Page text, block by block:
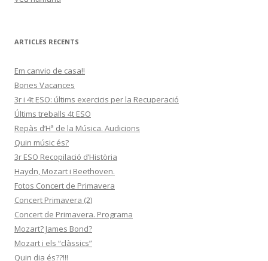
ARTICLES RECENTS
Em canvio de casa!!
Bones Vacances
3r i 4t ESO: últims exercicis per la Recuperació
Últims treballs 4t ESO
Repàs d’Hª de la Música. Audicions
Quin músic és?
3r ESO Recopilació d’Història
Haydn, Mozart i Beethoven.
Fotos Concert de Primavera
Concert Primavera (2)
Concert de Primavera. Programa
Mozart? James Bond?
Mozart i els “clàssics”
Quin dia és??!!!